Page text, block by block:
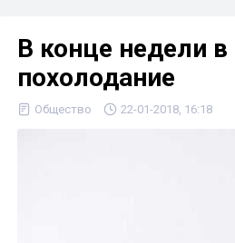
В конце недели
похолодание
Общество 22-01-2018, 16:18